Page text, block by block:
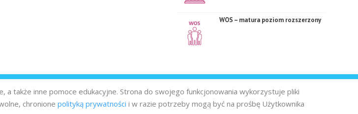
WOS – matura poziom rozszerzony
także inne pomoce edukacyjne. Strona do swojego funkcjonowania wykorzystuje pliki
chronione polityką prywatności i w razie potrzeby mogą być na prośbę Użytkownika